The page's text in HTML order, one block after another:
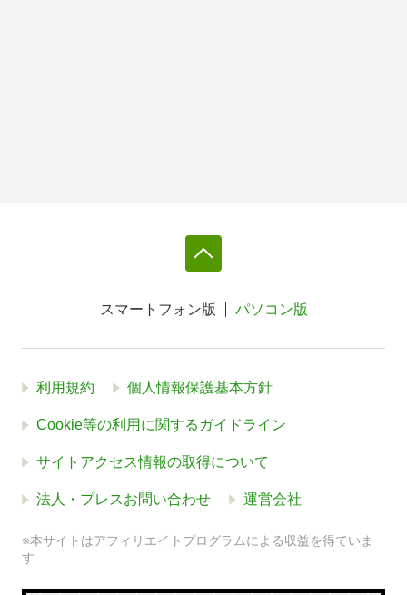
スマートフォン版 パソコン版
利用規約 個人情報保護基本方針
Cookie等の利用に関するガイドライン
サイトアクセス情報の取得について
法人・プレスお問い合わせ 運営会社
※本サイトはアフィリエイトプログラムによる収益を得ていま
す